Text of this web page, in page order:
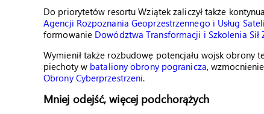
Do priorytetów resortu Wziątek zaliczył także
Agencji Rozpoznania Geoprzestrzennego i Usług
formowanie Dowództwa Transformacji i Szkolenia Sił
Wymienił także rozbudowę potencjału wojsk obrony
piechoty w bataliony obrony pogranicza,
Obrony Cyberprzestrzeni.
Mniej odejść, więcej podchorążych